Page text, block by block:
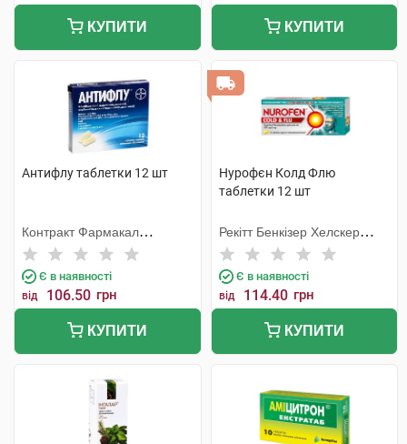
КУПИТИ КУПИТИ
Антифлу таблетки 12 шт
Контракт Фармакал
Корпорейшн
Є в наявності
від 106.50 грн
КУПИТИ
Нурофєн Колд Флю
таблетки 12 шт
Рекітт Бенкізер Хелскер
Інтернешнл
Є в наявності
від 114.40 грн
КУПИТИ